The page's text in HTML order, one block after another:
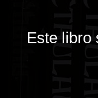
Este libro